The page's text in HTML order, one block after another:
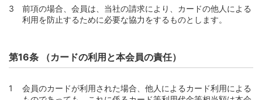
前項の場合、会員は、当社の請求により、カードの他人による
利用を防止するために必要な協力をするものとします。
第16条 （カードの利用と本会員の責任）
会員のカードが利用された場合、他人によるカード利用による